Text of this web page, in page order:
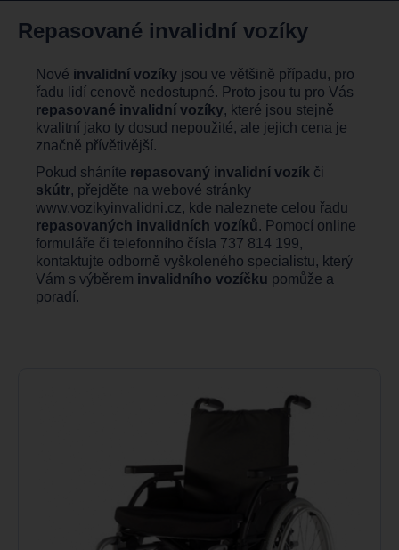
Repasované invalidní vozíky
Nové invalidní vozíky jsou ve většině případu, pro
řadu lidí cenově nedostupné. Proto jsou tu pro Vás
repasované invalidní vozíky, které jsou stejně
kvalitní jako ty dosud nepoužité, ale jejich cena je
značně přívětivější.
Pokud sháníte repasovaný invalidní vozík či
skútr, přejděte na webové stránky
www.vozikyinvalidni.cz, kde naleznete celou řadu
repasovaných invalidních vozíků. Pomocí online
formuláře či telefonního čísla 737 814 199,
kontaktujte odborně vyškoleného specialistu, který
Vám s výběrem invalidního vozíčku pomůže a
poradí.